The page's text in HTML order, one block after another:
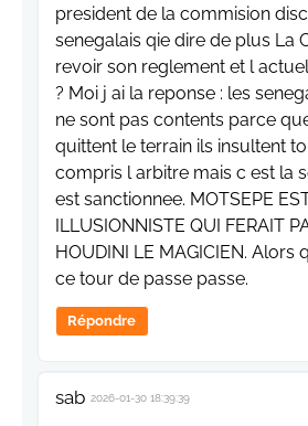
president de la commision
senegalais qie dire de plus La
revoir son reglement et l
? Moi j ai la reponse : les
ne sont pas contents parce
quittent le terrain ils insultent
compris l arbitre mais c est la
est sanctionnee. MOTSEPE
ILLUSIONNISTE QUI FERAIT
HOUDINI LE MAGICIEN. Alors
ce tour de passe passe.
Répondre
sab 2026-01-30 18:39:39